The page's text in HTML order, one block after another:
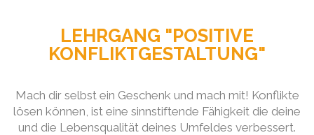
LEHRGANG "POSITIVE
KONFLIKTGESTALTUNG"
Mach dir selbst ein Geschenk und mach mit! Konflikte
lösen können, ist eine sinnstiftende Fähigkeit die deine
und die Lebensqualität deines Umfeldes verbessert.